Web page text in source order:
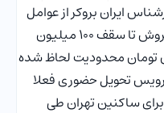
ایران بروکر از عوامل
زرپی، پشتیبانی اظهار داشت برای فروش تا سقف 100 میلیون
تا سقف 50 میلیون تومان محدودیت لحاظ شده
تحویل حضوری فعلا
ساکنین تهران طی